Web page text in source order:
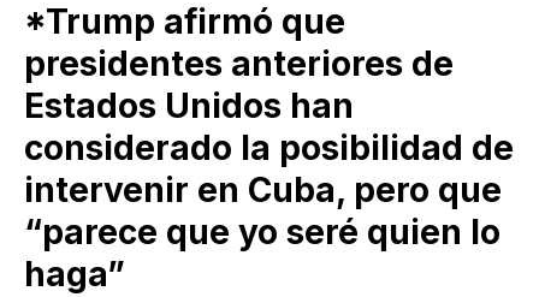
*Trump afirmó que
presidentes anteriores de
Estados Unidos han
considerado la posibilidad de
intervenir en Cuba, pero que
“parece que yo seré quien lo
haga”